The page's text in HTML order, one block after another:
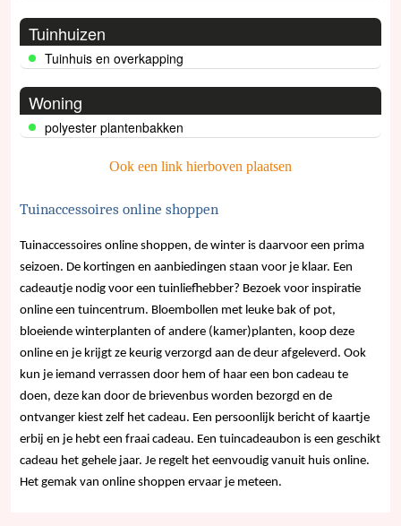
Tuinhuizen
Tuinhuis en overkapping
Woning
polyester plantenbakken
Ook een link hierboven plaatsen
Tuinaccessoires online shoppen
Tuinaccessoires online shoppen, de winter is daarvoor een prima
seizoen. De kortingen en aanbiedingen staan voor je klaar. Een
cadeautje nodig voor een tuinliefhebber? Bezoek voor inspiratie
online een tuincentrum. Bloembollen met leuke bak of pot,
bloeiende winterplanten of andere (kamer)planten, koop deze
online en je krijgt ze keurig verzorgd aan de deur afgeleverd. Ook
kun je iemand verrassen door hem of haar een bon cadeau te
doen, deze kan door de brievenbus worden bezorgd en de
ontvanger kiest zelf het cadeau. Een persoonlijk bericht of kaartje
erbij en je hebt een fraai cadeau. Een tuincadeaubon is een geschikt
cadeau het gehele jaar. Je regelt het eenvoudig vanuit huis online.
Het gemak van online shoppen ervaar je meteen.